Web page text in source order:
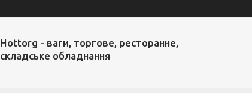
Hottorg - ваги, торгове, ресторанне,
складське обладнання